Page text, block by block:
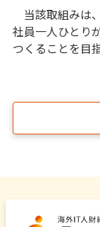
当該取組みは
社員一人ひとり
つくることを目